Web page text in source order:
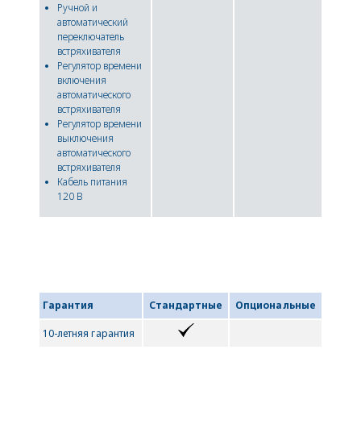
Ручной и
автоматический
переключатель
встряхивателя
Регулятор времени
включения
автоматического
встряхивателя
Регулятор времени
выключения
автоматического
встряхивателя
Кабель питания
120 В
Гарантия Стандартные Опциональные
10-летняя гарантия